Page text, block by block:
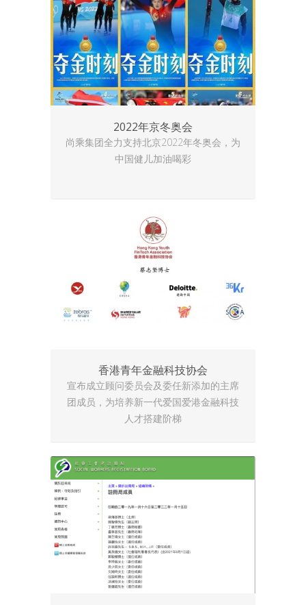
2022年京冬奥会
尚乘集团全力支持北京2022年冬奥会，为
中国健儿加油喝彩
香港青年金融科技协会
宣布成立顾问委员会及委任新添加的主席
团成员，为培养新一代爱国爱港金融科技
人才搭建阶梯